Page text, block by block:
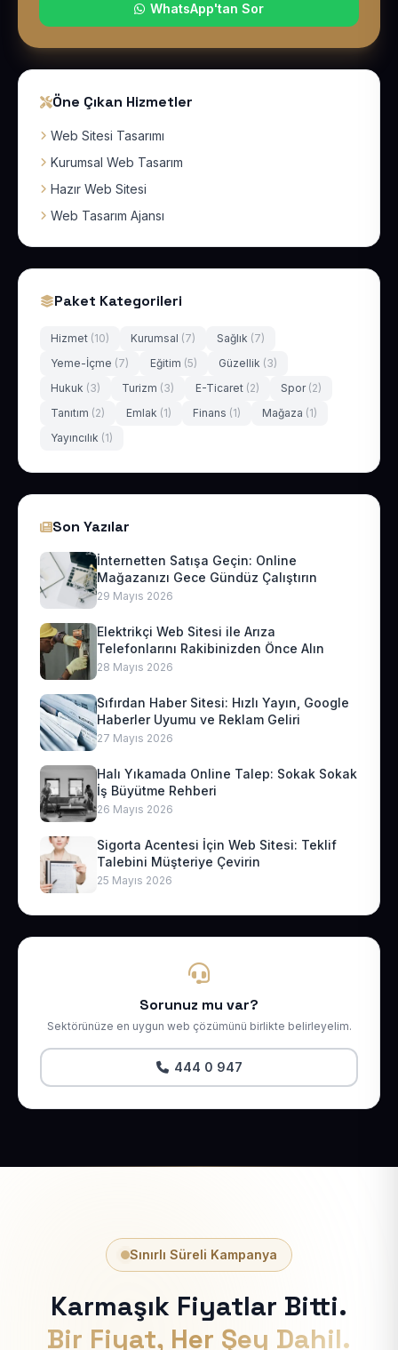
WhatsApp'tan Sor
Öne Çıkan Hizmetler
Web Sitesi Tasarımı
Kurumsal Web Tasarım
Hazır Web Sitesi
Web Tasarım Ajansı
Paket Kategorileri
Hizmet (10) Kurumsal (7) Sağlık (7)
Yeme-İçme (7) Eğitim (5) Güzellik (3)
Hukuk (3) Turizm (3) E-Ticaret (2) Spor (2)
Tanıtım (2) Emlak (1) Finans (1) Mağaza (1)
Yayıncılık (1)
Son Yazılar
İnternetten Satışa Geçin: Online
Mağazanızı Gece Gündüz Çalıştırın
29 Mayıs 2026
Elektrikçi Web Sitesi ile Arıza
Telefonlarını Rakibinizden Önce Alın
28 Mayıs 2026
Sıfırdan Haber Sitesi: Hızlı Yayın, Google
Haberler Uyumu ve Reklam Geliri
27 Mayıs 2026
Halı Yıkamada Online Talep: Sokak Sokak
İş Büyütme Rehberi
26 Mayıs 2026
Sigorta Acentesi İçin Web Sitesi: Teklif
Talebini Müşteriye Çevirin
25 Mayıs 2026
Sorunuz mu var?
Sektörünüze en uygun web çözümünü birlikte belirleyelim.
444 0 947
Sınırlı Süreli Kampanya
Karmaşık Fiyatlar Bitti.
Bir Fiyat, Her Şey Dahil.